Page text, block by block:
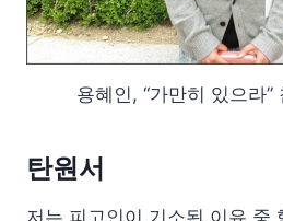
용혜인, “가만히 있으라
탄원서